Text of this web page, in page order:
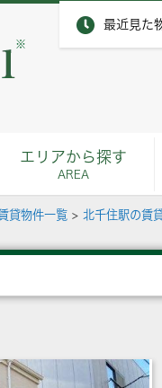
最近見た
※
エリアから探す
AREA
貸物件一覧 > 北千住駅の賃